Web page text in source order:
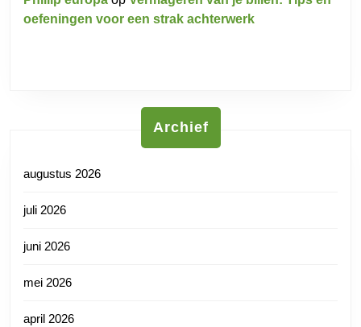
oefeningen voor een strak achterwerk
Archief
augustus 2026
juli 2026
juni 2026
mei 2026
april 2026